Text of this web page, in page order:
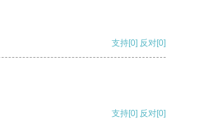
支持[0] 反对[0]
支持[0] 反对[0]